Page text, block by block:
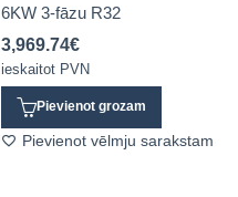
6KW 3-fāzu R32
3,969.74€
ieskaitot PVN
Pievienot grozam
Pievienot vēlmju sarakstam